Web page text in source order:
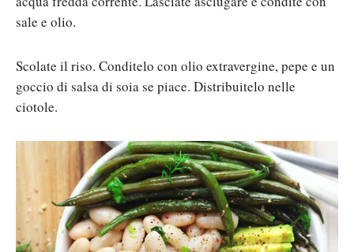
sale e olio.
Scolate il riso. Conditelo con olio extravergine, pepe e un
goccio di salsa di soia se piace. Distribuitelo nelle
ciotole.